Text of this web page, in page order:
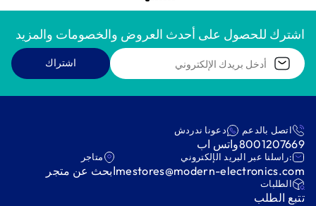
اشترك للحصول على أحدث العروض والخصومات والمزيد
اشتراك
اتصل بالدعم
8001207669
دعونا ندردش
واتس اب
:راسلنا عبر البريد الإلكتروني
mestores@modern-electronics.com
متاجر
ابحث عن متجر
‫الطلبات‬
‫تتبع الطلب‬